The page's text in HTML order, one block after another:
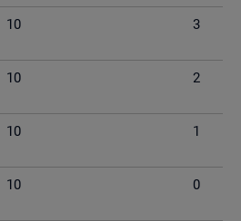
10 3
10 2
10 1
10 0